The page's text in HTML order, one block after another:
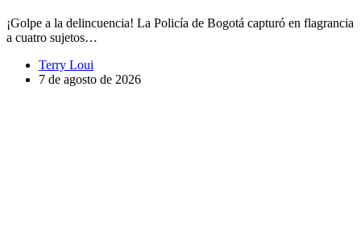
¡Golpe a la delincuencia! La Policía de Bogotá capturó en flagrancia
a cuatro sujetos…
Terry Loui
7 de agosto de 2026